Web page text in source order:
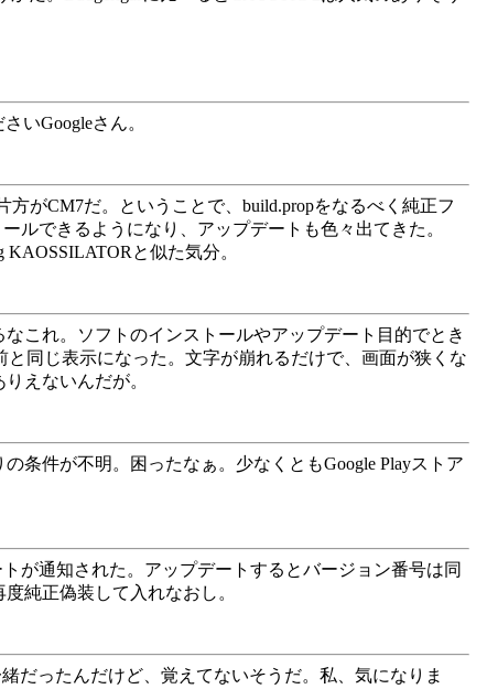
いGoogleさん。
がCM7だ。ということで、build.propをなるべく純正フ
ルできるようになり、アップデートも色々出てきた。
と似た気分。
これ。ソフトのインストールやアップデート目的でとき
同じ表示になった。文字が崩れるだけで、画面が狭くな
えないんだが。
条件が不明。困ったなぁ。少なくともGoogle Playストア
が通知された。アップデートするとバージョン番号は同
純正偽装して入れなおし。
だったんだけど、覚えてないそうだ。私、気になりま